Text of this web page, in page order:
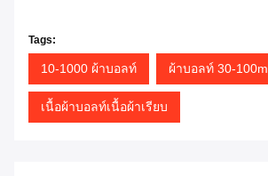
Tags:
10-1000 ผ้าบอลท์ ผ้าบอลท์ 30-100m
เนื้อผ้าบอลท์เนื้อผ้าเรียบ